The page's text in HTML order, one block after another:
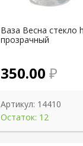
Ваза Весна стекло
прозрачный
350.00
Артикул: 14410
Остаток: 12